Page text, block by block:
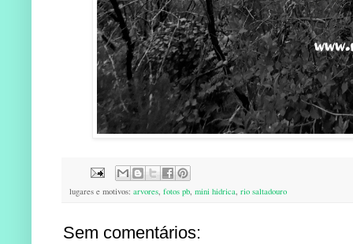
lugares e motivos: arvores, fotos pb, mini hidrica, rio saltadouro
Sem comentários: